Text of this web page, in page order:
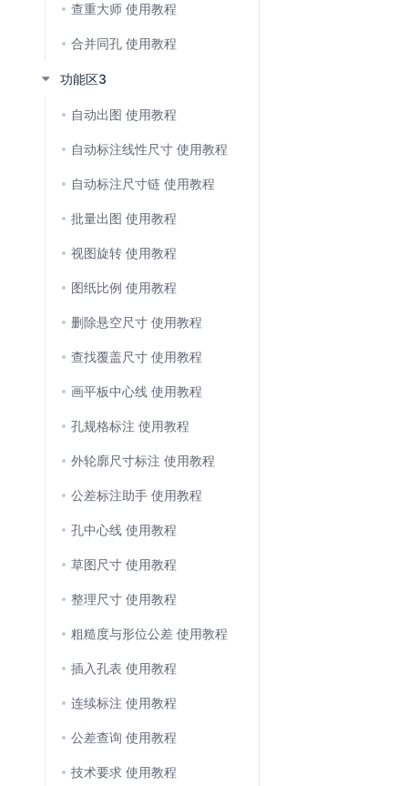
查重大师 使用教程
合并同孔 使用教程
功能区3
自动出图 使用教程
自动标注线性尺寸 使用教程
⾃动标注尺⼨链 使用教程
批量出图 使用教程
视图旋转 使用教程
图纸比例 使用教程
删除悬空尺寸 使用教程
查找覆盖尺寸 使用教程
画平板中心线 使用教程
孔规格标注 使用教程
外轮廓尺寸标注 使用教程
公差标注助手 使用教程
孔中心线 使用教程
草图尺寸 使用教程
整理尺寸 使用教程
粗糙度与形位公差 使用教程
插入孔表 使用教程
连续标注 使用教程
公差查询 使用教程
技术要求 使用教程